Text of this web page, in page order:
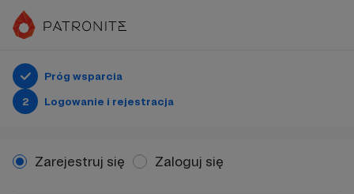
Próg wsparcia
2
Logowanie i rejestracja
Zarejestruj się Zaloguj się